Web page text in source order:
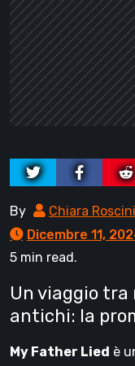
By
Chiara Roscini
Dicembre 11,
5 min read.
Un viaggio
antichi: la
My Father Lied è